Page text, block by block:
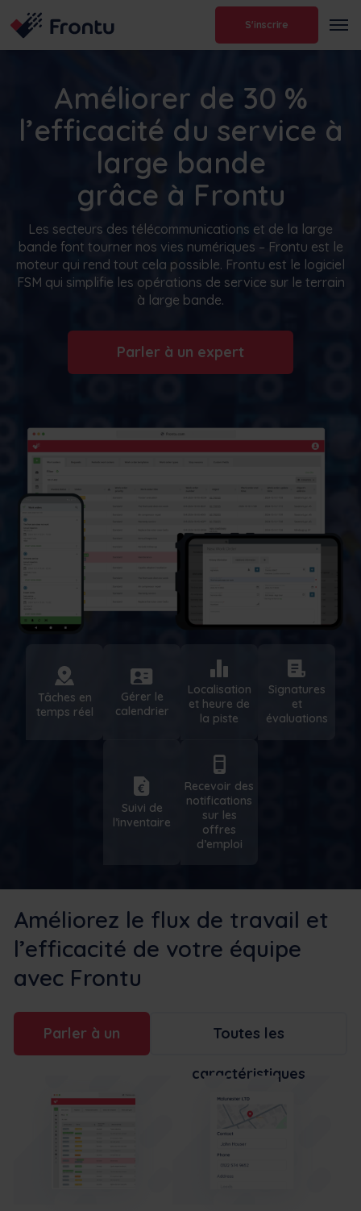
S'inscrire
Améliorer de 30 %
l’efficacité du service à
large bande
grâce à Frontu
Les secteurs des télécommunications et de la large
bande font tourner nos vies numériques – Frontu est le
moteur qui rend tout cela possible. Frontu est le logiciel
FSM qui simplifie les opérations de service sur le terrain
à large bande.
Parler à un expert
Tâches en
temps réel
Gérer le
calendrier
Localisation
et heure de
la piste
Signatures
et
évaluations
Suivi de
l’inventaire
Recevoir des
notifications
sur les
offres
d’emploi
Améliorez le flux de travail et
l’efficacité de votre équipe
avec Frontu
Parler à un Toutes les
caractéristiques